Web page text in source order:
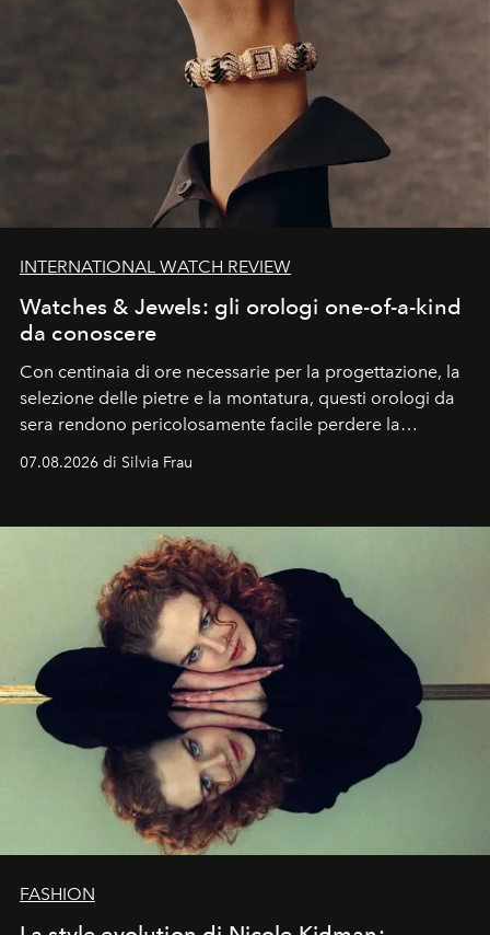
INTERNATIONAL WATCH REVIEW
Watches & Jewels: gli orologi one-of-a-kind
da conoscere
Con centinaia di ore necessarie per la progettazione, la
selezione delle pietre e la montatura, questi orologi da
sera rendono pericolosamente facile perdere la
cognizione del tempo. Ma con quadranti così
07.08.2026 di Silvia Frau
FASHION